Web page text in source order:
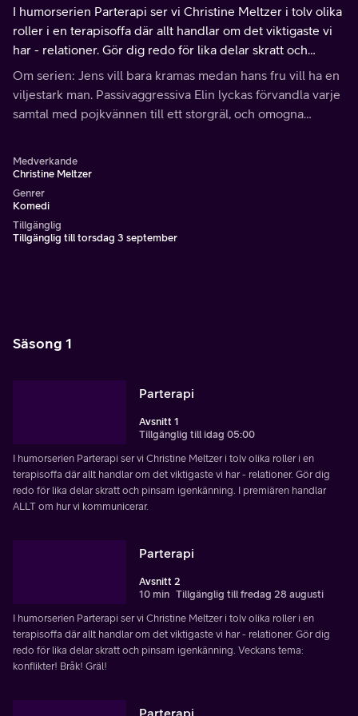
I humorserien Parterapi ser vi Christine Meltzer i tolv olika
roller i en terapisoffa där allt handlar om det viktigaste vi
har - relationer. Gör dig redo för lika delar skratt och
pinsam igenkänning. I detta avsnitt: är ni verkligen
jämställda?
Om serien: Jens vill bara kramas medan hans fru vill ha en
viljestark man. Passivaggressiva Elin lyckas förvandla varje
samtal med pojkvännen till ett storgräl, och omogna
Medverkande
Christine Meltzer
Genrer
Komedi
Tillgänglig
Tillgänglig till torsdag 3 september
Säsong 1
Parterapi
Avsnitt 1
Tillgänglig till idag 05:00
I humorserien Parterapi ser vi Christine Meltzer i tolv olika roller i en
terapisoffa där allt handlar om det viktigaste vi har - relationer. Gör dig
redo för lika delar skratt och pinsam igenkänning. I premiären handlar
ALLT om hur vi kommunicerar.
Parterapi
Avsnitt 2
10 min Tillgänglig till fredag 28 augusti
I humorserien Parterapi ser vi Christine Meltzer i tolv olika roller i en
terapisoffa där allt handlar om det viktigaste vi har - relationer. Gör dig
redo för lika delar skratt och pinsam igenkänning. Veckans tema:
konflikter! Bråk! Gräl!
Parterapi